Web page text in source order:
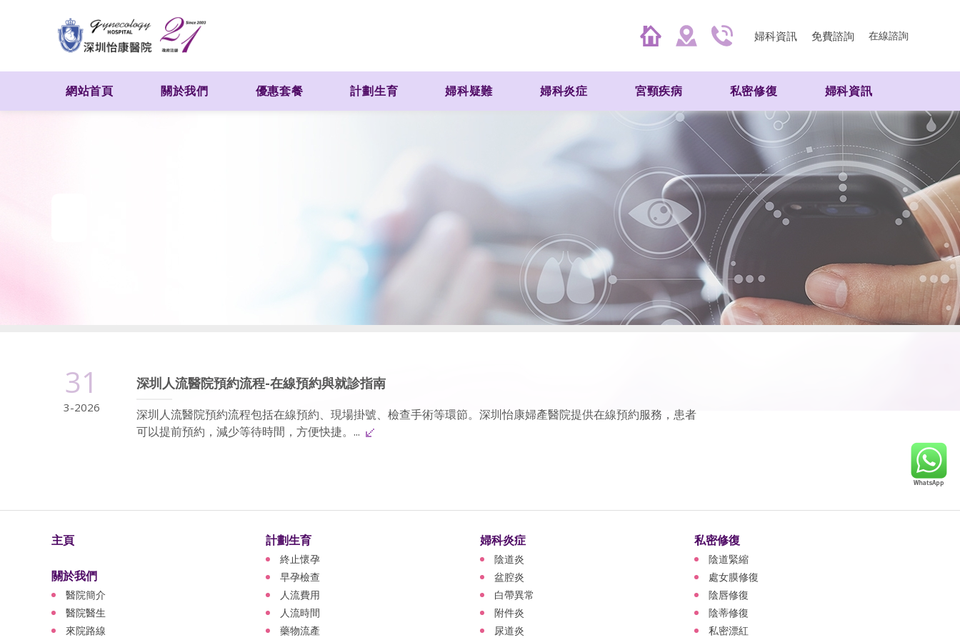
婦科資訊 免費諮詢 在線諮詢
網站首頁 關於我們 優惠套餐 計劃生育 婦科疑難 婦科炎症 宮頸疾病 私密修復 婦科資訊
31
3-2026
深圳人流醫院預約流程-在線預約與就診指南
深圳人流醫院預約流程包括在線預約、現場掛號、檢查手術等環節。深圳怡康婦產醫院提供在線預約服務，患者
可以提前預約，減少等待時間，方便快捷。...
主頁
關於我們
醫院簡介
醫院醫生
來院路線
計劃生育
終止懷孕
早孕檢查
人流費用
人流時間
藥物流產
婦科炎症
陰道炎
盆腔炎
白帶異常
附件炎
尿道炎
私密修復
陰道緊縮
處女膜修復
陰唇修復
陰蒂修復
私密漂紅